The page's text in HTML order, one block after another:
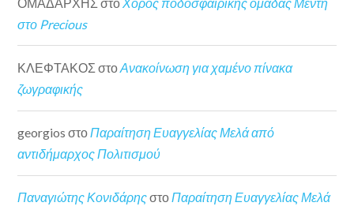
στο Precious
ΚΛΕΦΤΑΚΟΣ στοΑνακοίνωση για χαμένο πίνακα
ζωγραφικής
georgios στοΠαραίτηση Ευαγγελίας Μελά από
αντιδήμαρχος Πολιτισμού
Παναγιώτης ΚονιδάρηςστοΠαραίτηση Ευαγγελίας Μελά